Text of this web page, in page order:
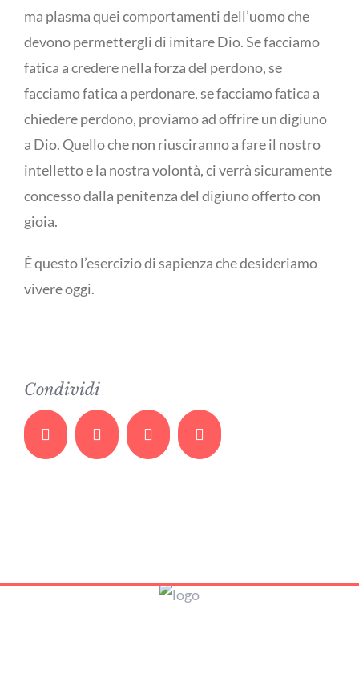
ma plasma quei comportamenti dell’uomo che
devono permettergli di imitare Dio. Se facciamo
fatica a credere nella forza del perdono, se
facciamo fatica a perdonare, se facciamo fatica a
chiedere perdono, proviamo ad offrire un digiuno
a Dio. Quello che non riusciranno a fare il nostro
intelletto e la nostra volontà, ci verrà sicuramente
concesso dalla penitenza del digiuno offerto con
gioia.
È questo l’esercizio di sapienza che desideriamo
vivere oggi.
Condividi
Facebook Twitter Whatsapp Email